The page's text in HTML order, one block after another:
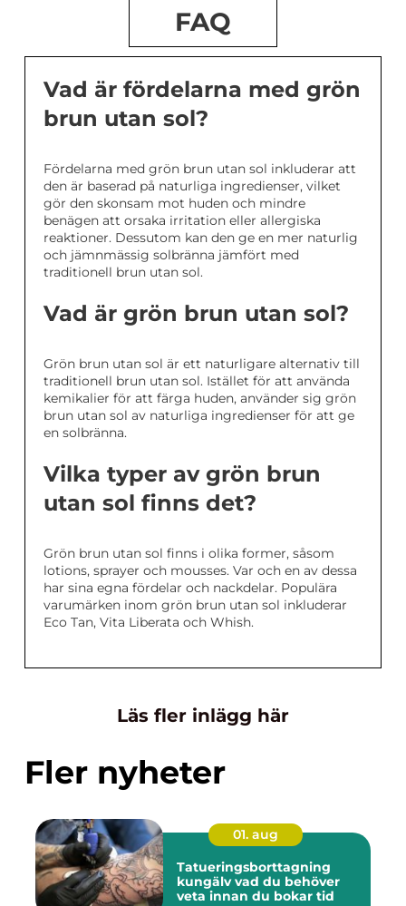
FAQ
Vad är fördelarna med grön
brun utan sol?
Fördelarna med grön brun utan sol inkluderar att
den är baserad på naturliga ingredienser, vilket
gör den skonsam mot huden och mindre
benägen att orsaka irritation eller allergiska
reaktioner. Dessutom kan den ge en mer naturlig
och jämnmässig solbränna jämfört med
traditionell brun utan sol.
Vad är grön brun utan sol?
Grön brun utan sol är ett naturligare alternativ till
traditionell brun utan sol. Istället för att använda
kemikalier för att färga huden, använder sig grön
brun utan sol av naturliga ingredienser för att ge
en solbränna.
Vilka typer av grön brun
utan sol finns det?
Grön brun utan sol finns i olika former, såsom
lotions, sprayer och mousses. Var och en av dessa
har sina egna fördelar och nackdelar. Populära
varumärken inom grön brun utan sol inkluderar
Eco Tan, Vita Liberata och Whish.
Läs fler inlägg här
Fler nyheter
01. aug
Tatueringsborttagning
kungälv vad du behöver
veta innan du bokar tid